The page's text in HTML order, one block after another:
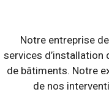
Notre entreprise
services d’installation
de bâtiments. Notre
de nos